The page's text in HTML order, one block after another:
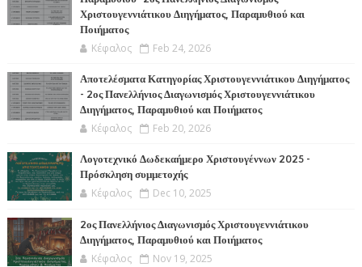
Χριστουγεννιάτικου Διηγήματος, Παραμυθιού και
Ποιήματος
Κέφαλος Feb 24, 2026
Αποτελέσματα Κατηγορίας Χριστουγεννιάτικου Διηγήματος
- 2ος Πανελλήνιος Διαγωνισμός Χριστουγεννιάτικου
Διηγήματος, Παραμυθιού και Ποιήματος
Κέφαλος Feb 20, 2026
Λογοτεχνικό Δωδεκαήμερο Χριστουγέννων 2025 -
Πρόσκληση συμμετοχής
Κέφαλος Dec 10, 2025
2ος Πανελλήνιος Διαγωνισμός Χριστουγεννιάτικου
Διηγήματος, Παραμυθιού και Ποιήματος
Κέφαλος Nov 19, 2025